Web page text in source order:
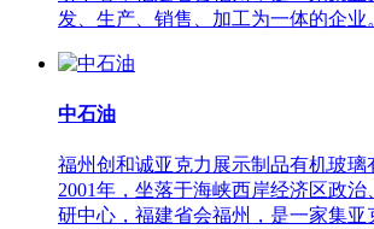
发、生产、销售、加工为一体的企业
中石油
福州创和诚亚克力展示制品有机玻璃
2001年，坐落于海峡西岸经济区政
研中心，福建省会福州，是一家集亚